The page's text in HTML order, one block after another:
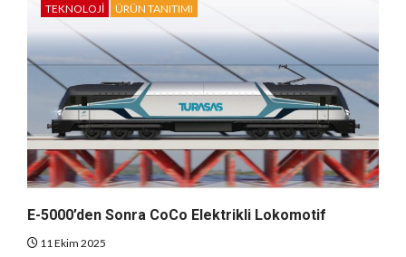
TEKNOLOJI ÜRÜN TANITIMI
E-5000’den Sonra CoCo Elektrikli Lokomotif
11 Ekim 2025